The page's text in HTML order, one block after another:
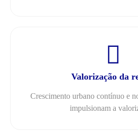
Valorização da
Crescimento urbano contínuo e
impulsionam a